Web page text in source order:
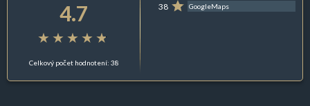
4.7
Celkový počet hodnotení: 38
38 GoogleMaps